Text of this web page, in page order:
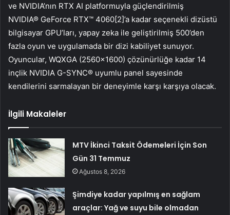
ve NVIDIA’nın RTX AI platformuyla güçlendirilmiş
NVIDIA® GeForce RTX™ 4060[2]’a kadar seçenekli dizüstü
bilgisayar GPU’ları, yapay zeka ile geliştirilmiş 500’den
fazla oyun ve uygulamada bir dizi kabiliyet sunuyor.
Oyuncular, WQXGA (2560×1600) çözünürlüğe kadar 14
inçlik NVIDIA G-SYNC® uyumlu panel sayesinde
kendilerini sarmalayan bir deneyimle karşı karşıya olacak.
İlgili Makaleler
MTV İkinci Taksit Ödemeleri İçin Son
Gün 31 Temmuz
Ağustos 8, 2026
Şimdiye kadar yapılmış en sağlam
araçlar: Yağ ve suyu bile olmadan